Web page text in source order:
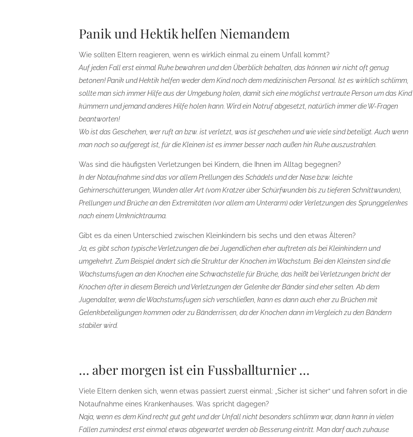
Panik und Hektik helfen Niemandem
Wie sollten Eltern reagieren, wenn es wirklich einmal zu einem Unfall kommt?
Auf jeden Fall erst einmal Ruhe bewahren und den Überblick behalten, das können wir nicht oft genug
betonen! Panik und Hektik helfen weder dem Kind noch dem medizinischen Personal. Ist es wirklich schlimm,
sollte man sich immer Hilfe aus der Umgebung holen, damit sich eine möglichst vertraute Person um das Kind
kümmern und jemand anderes Hilfe holen kann. Wird ein Notruf abgesetzt, natürlich immer die W-Fragen
beantworten!
Wo ist das Geschehen, wer ruft an bzw. ist verletzt, was ist geschehen und wie viele sind beteiligt. Auch wenn
man noch so aufgeregt ist, für die Kleinen ist es immer besser nach außen hin Ruhe auszustrahlen.
Was sind die häufigsten Verletzungen bei Kindern, die Ihnen im Alltag begegnen?
In der Notaufnahme sind das vor allem Prellungen des Schädels und der Nase bzw. leichte
Gehirnerschütterungen, Wunden aller Art (vom Kratzer über Schürfwunden bis zu tieferen Schnittwunden),
Prellungen und Brüche an den Extremitäten (vor allem am Unterarm) oder Verletzungen des Sprunggelenkes
nach einem Umknicktrauma.
Gibt es da einen Unterschied zwischen Kleinkindern bis sechs und den etwas Älteren?
Ja, es gibt schon typische Verletzungen die bei Jugendlichen eher auftreten als bei Kleinkindern und
umgekehrt. Zum Beispiel ändert sich die Struktur der Knochen im Wachstum. Bei den Kleinsten sind die
Wachstumsfugen an den Knochen eine Schwachstelle für Brüche, das heißt bei Verletzungen bricht der
Knochen öfter in diesem Bereich und Verletzungen der Gelenke der Bänder sind eher selten. Ab dem
Jugendalter, wenn die Wachstumsfugen sich verschließen, kann es dann auch eher zu Brüchen mit
Gelenkbeteiligungen kommen oder zu Bänderrissen, da der Knochen dann im Vergleich zu den Bändern
stabiler wird.
… aber morgen ist ein Fussballturnier …
Viele Eltern denken sich, wenn etwas passiert zuerst einmal: „Sicher ist sicher“ und fahren sofort in die
Notaufnahme eines Krankenhauses. Was spricht dagegen?
Naja, wenn es dem Kind recht gut geht und der Unfall nicht besonders schlimm war, dann kann in vielen
Fällen zumindest erst einmal etwas abgewartet werden ob Besserung eintritt. Man darf auch zuhause